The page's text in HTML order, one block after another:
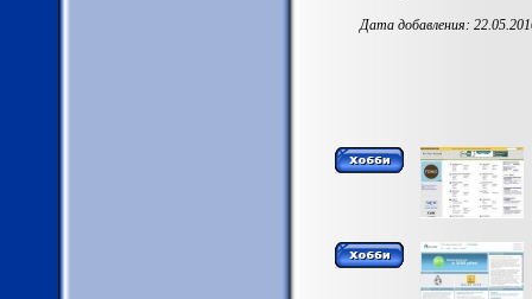
Дата добавления: